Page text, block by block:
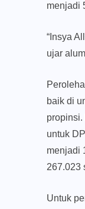
menjadi
“Insya
ujar
baik di
untuk
menjadi
267.023
Untuk